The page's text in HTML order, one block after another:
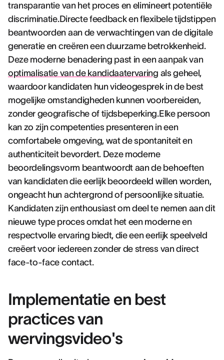
transparantie van het proces en elimineert potentiële
discriminatie.Directe feedback en flexibele tijdstippen
beantwoorden aan de verwachtingen van de digitale
generatie en creëren een duurzame betrokkenheid.
Deze moderne benadering past in een aanpak van
optimalisatie van de kandidaatervaring als geheel,
waardoor kandidaten hun videogesprek in de best
mogelijke omstandigheden kunnen voorbereiden,
zonder geografische of tijdsbeperking.Elke persoon
kan zo zijn competenties presenteren in een
comfortabele omgeving, wat de spontaniteit en
authenticiteit bevordert. Deze moderne
beoordelingsvorm beantwoordt aan de behoeften
van kandidaten die eerlijk beoordeeld willen worden,
ongeacht hun achtergrond of persoonlijke situatie.
Kandidaten zijn enthousiast om deel te nemen aan dit
nieuwe type proces omdat het een moderne en
respectvolle ervaring biedt, die een eerlijk speelveld
creëert voor iedereen zonder de stress van direct
face-to-face contact.
Implementatie en best
practices van
wervingsvideo's